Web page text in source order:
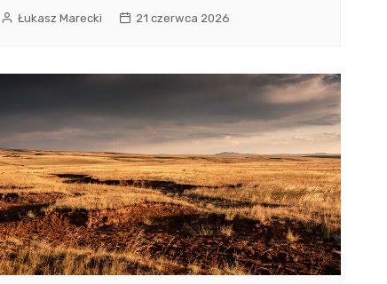
Łukasz Marecki 21 czerwca 2026